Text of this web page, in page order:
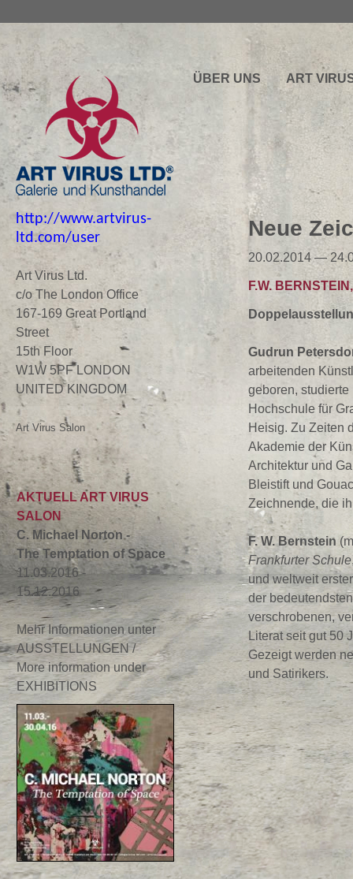
http://www.artvirus-
ltd.com/user
Art Virus Ltd.
c/o The London Office
167-169 Great Portland
Street
15th Floor
W1W 5PF LONDON
UNITED KINGDOM
Art Virus Salon
AKTUELL ART VIRUS
SALON
C. Michael Norton -
The Temptation of Space
11.03.2016 -
15.12.2016
Mehr Informationen unter
AUSSTELLUNGEN /
More information under
EXHIBITIONS
ÜBER UNS ART
Neue
20.02.2014 —
F.W.
Gudrun
arbeitenden
geboren,
Hochschule für
Heisig. Zu Zeiten
Akademie der
Architektur und
Bleistift und
Zeichnende, die
F. W. Bernstein
Frankfurter Schule
und weltweit
der
verschrobenen,
Literat seit gut 50
Gezeigt werden
und Satirikers.